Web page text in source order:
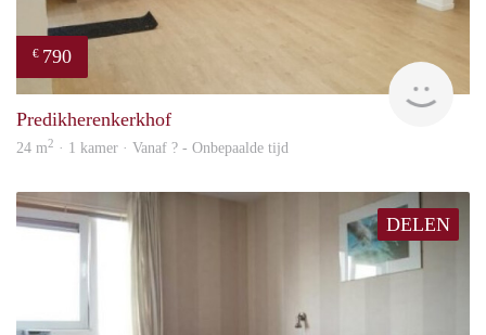
€ 790
Predikherenkerkhof
24 m2 · 1 kamer · Vanaf ? - Onbepaalde tijd
DELEN